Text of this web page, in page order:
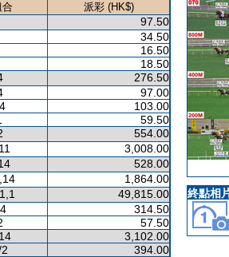
合
派彩 (HK$)
97.50
34.50
16.50
18.50
276.50
97.00
103.00
59.50
554.00
3,008.00
528.00
1,864.00
49,815.00
314.50
57.50
3,102.00
394.00
終點相